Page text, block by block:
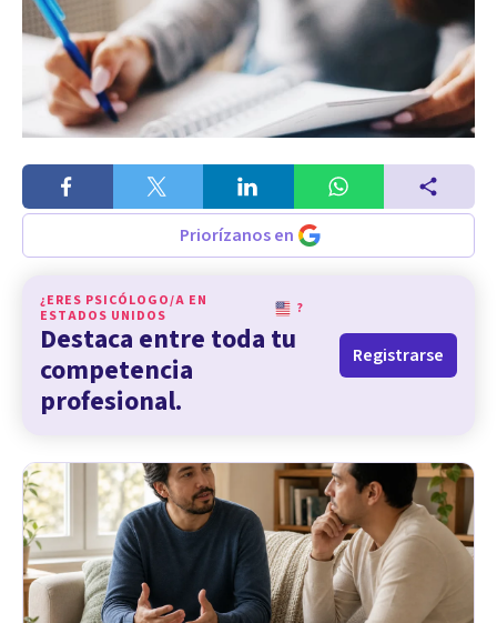
Priorízanos en
¿ERES PSICÓLOGO/A EN
ESTADOS UNIDOS
?
Destaca entre toda tu
competencia
profesional.
Registrarse